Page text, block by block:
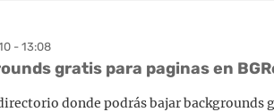
- 13:08
gratis para paginas en
donde podrás bajar